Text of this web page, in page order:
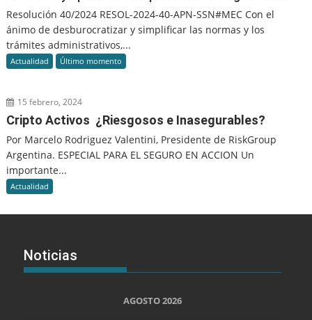
Resolución 40/2024 RESOL-2024-40-APN-SSN#MEC Con el
ánimo de desburocratizar y simplificar las normas y los
trámites administrativos,...
Actualidad Último momento
15 febrero, 2024
Cripto Activos ¿Riesgosos e Inasegurables?
Por Marcelo Rodriguez Valentini, Presidente de RiskGroup
Argentina. ESPECIAL PARA EL SEGURO EN ACCION Un
importante...
Actualidad
Noticias
AGOSTO 2026